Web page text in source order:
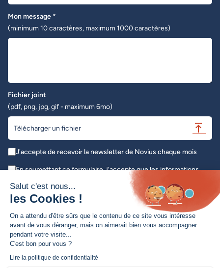
Salut c'est nous...
les Cookies !
On a attendu d'être sûrs que le contenu de ce site vous intéresse
avant de vous déranger, mais on aimerait bien vous accompagner
pendant votre visite...
C'est bon pour vous ?
Lire la politique de confidentialité
Mon message *
(minimum 10 caractères, maximum 1000 caractères)
Fichier joint
(pdf, png, jpg, gif - maximum 6mo)
Télécharger un fichier
J'accepte de recevoir la newsletter de Novius chaque mois
En soumettant ce formulaire, j'accepte que les informations
saisies soient exploitées dans le cadre de ma demande initiale *
Envoyer
Création de site web / Refonte de site